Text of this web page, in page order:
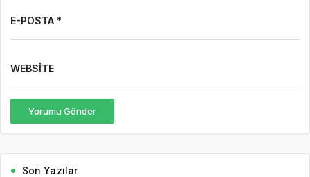
E-POSTA *
WEBSITE
Yorumu Gönder
Son Yazılar